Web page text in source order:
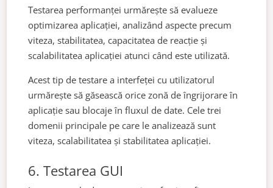
Testarea performanței urmărește să evalueze
optimizarea aplicației, analizând aspecte precum
viteza, stabilitatea, capacitatea de reacție și
scalabilitatea aplicației atunci când este utilizată.
Acest tip de testare a interfeței cu utilizatorul
urmărește să găsească orice zonă de îngrijorare în
aplicație sau blocaje în fluxul de date. Cele trei
domenii principale pe care le analizează sunt
viteza, scalabilitatea și stabilitatea aplicației.
6. Testarea GUI